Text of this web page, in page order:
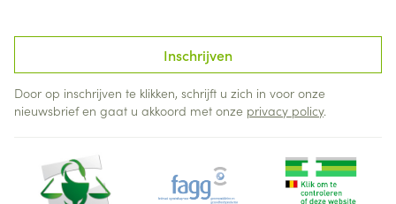
Inschrijven
Door op inschrijven te klikken, schrijft u zich in voor onze
nieuwsbrief en gaat u akkoord met onze privacy policy.